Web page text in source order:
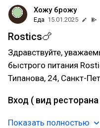
Хожу брожу
Еда 15.01.2025
Rostics🍗
Здравствуйте,
быстрого питания
Типанова, 24, Санкт-
Вход ( вид
Показать полностью